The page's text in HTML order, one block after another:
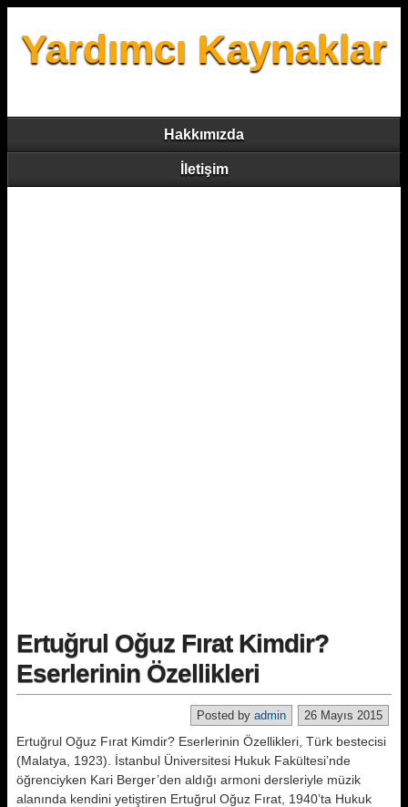
Yardımcı Kaynaklar
Hakkımızda
İletişim
Ertuğrul Oğuz Fırat Kimdir?
Eserlerinin Özellikleri
26 Mayıs 2015
Posted by admin
Ertuğrul Oğuz Fırat Kimdir? Eserlerinin Özellikleri, Türk bestecisi
(Malatya, 1923). İstanbul Üniversitesi Hukuk Fakültesi’nde
öğrenciyken Kari Berger’den aldığı armoni dersleriyle müzik
alanında kendini yetiştiren Ertuğrul Oğuz Fırat, 1940’ta Hukuk